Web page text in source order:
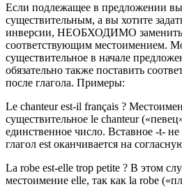
Если подлежащее в предложении
существительным, а вы хотите
инверсии, НЕОБХОДИМО заменить
соответствующим местоимением.
существительное в начале
обязательно также поставить
после глагола. Примеры:
Le chanteur est-il français ?
существительное le chanteur
единственное число. Вставное -t-
глагол est оканчивается на
La robe est-elle trop petite ? В этом
местоимение elle, так как la robe